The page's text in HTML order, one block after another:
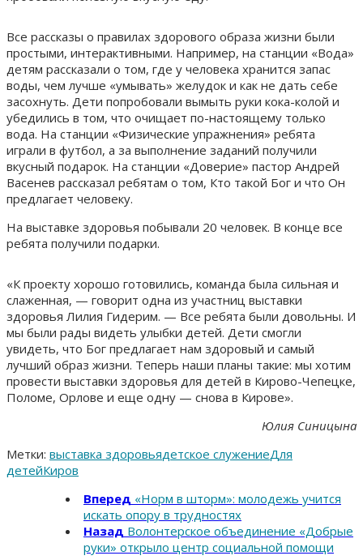
Все рассказы о правилах здорового образа жизни были
простыми, интерактивными. Например, на станции «Вода»
детям рассказали о том, где у человека хранится запас
воды, чем лучше «умывать» желудок и как не дать себе
засохнуть. Дети попробовали вымыть руки кока-колой и
убедились в том, что очищает по-настоящему только
вода. На станции «Физические упражнения» ребята
играли в футбол, а за выполнение заданий получили
вкусный подарок. На станции «Доверие» пастор Андрей
Васенев рассказал ребятам о том, Кто такой Бог и что Он
предлагает человеку.
На выставке здоровья побывали 20 человек. В конце все
ребята получили подарки.
«К проекту хорошо готовились, команда была сильная и
слаженная, — говорит одна из участниц выставки
здоровья Лилия Гидерим. — Все ребята были довольны. И
мы были рады видеть улыбки детей. Дети смогли
увидеть, что Бог предлагает нам здоровый и самый
лучший образ жизни. Теперь наши планы такие: мы хотим
провести выставки здоровья для детей в Кирово-Чепецке,
Поломе, Орлове и еще одну — снова в Кирове».
Юлия Синицына
Метки: выставка здоровьядетское служениеДля
детейКиров
Вперед «Норм в шторм»: молодежь учится
искать опору в трудностях
Назад Волонтерское объединение «Добрые
руки» открыло центр социальной помощи